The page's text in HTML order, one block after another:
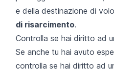
e della destinazione di
di risarcimento.
Controlla se hai diritto ad
Se anche tu hai avuto
controlla se hai diritto ad